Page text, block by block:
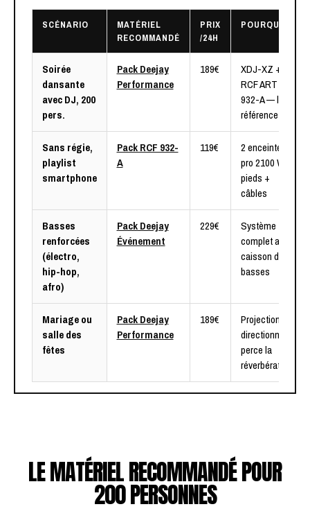
SCÉNARIO
MATÉRIEL
RECOMMANDÉ
PRIX
/24H
POURQUOI
Soirée
dansante
avec DJ, 200
pers.
Pack Deejay
Performance
189€
XDJ-XZ + 2
RCF ART
932-A — la
référence
Sans régie,
playlist
smartphone
Pack RCF 932-
A
119€
2 enceintes
pro 2100 W +
pieds +
câbles
Basses
renforcées
(électro,
hip-hop,
afro)
Pack Deejay
Événement
229€
Système
complet avec
caisson de
basses
Mariage ou
salle des
fêtes
Pack Deejay
Performance
189€
Projection
directionnelle,
perce la
réverbération
LE MATÉRIEL RECOMMANDÉ POUR
200 PERSONNES